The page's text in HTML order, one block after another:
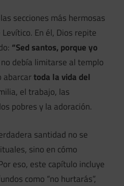
secciones más hermosas
En él, Dios repite
“Sed santos, porque yo
debía limitarse al templo
abarcartoda la vida del
el trabajo, las
pobres y la adoración.
santidad no se
sino en cómo
eso, este capítulo incluye
como “no hurtarás”,